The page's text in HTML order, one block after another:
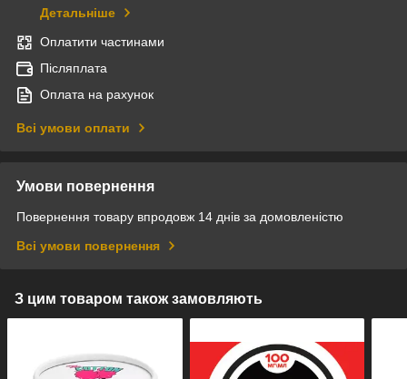
Детальніше
Оплатити частинами
Післяплата
Оплата на рахунок
Всі умови оплати
Умови повернення
Повернення товару впродовж 14 днів за домовленістю
Всі умови повернення
З цим товаром також замовляють